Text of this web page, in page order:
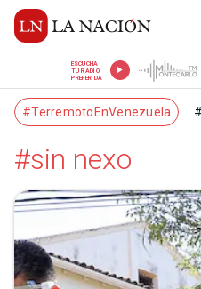
ESCUCHÁ
TU RADIO
PREFERIDA
#TerremotoEnVenezuela
#sin nexo